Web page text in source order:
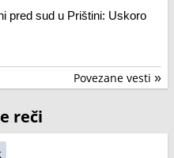
pred sud u Prištini: Uskoro
Povezane vesti »
reči